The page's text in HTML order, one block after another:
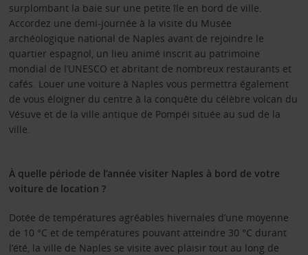
surplombant la baie sur une petite île en bord de ville.
Accordez une demi-journée à la visite du Musée
archéologique national de Naples avant de rejoindre le
quartier espagnol, un lieu animé inscrit au patrimoine
mondial de l’UNESCO et abritant de nombreux restaurants et
cafés. Louer une voiture à Naples vous permettra également
de vous éloigner du centre à la conquête du célèbre volcan du
Vésuve et de la ville antique de Pompéi située au sud de la
ville.
À quelle période de l’année visiter Naples à bord de votre
voiture de location ?
Dotée de températures agréables hivernales d’une moyenne
de 10 °C et de températures pouvant atteindre 30 °C durant
l’été, la ville de Naples se visite avec plaisir tout au long de